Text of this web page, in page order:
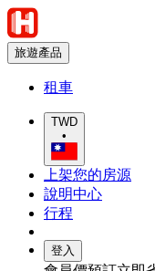
旅遊產品
租車
TWD
•
上架您的房源
說明中心
行程
登入